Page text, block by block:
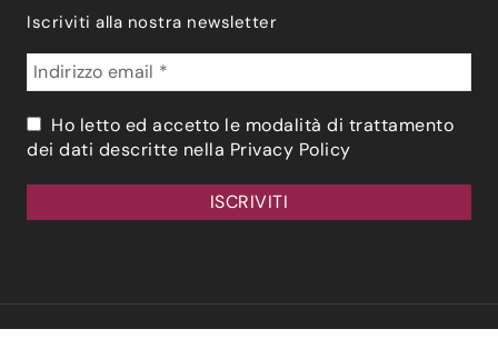
Iscriviti alla nostra newsletter
Ho letto ed accetto le modalità di trattamento
dei dati descritte nella Privacy Policy